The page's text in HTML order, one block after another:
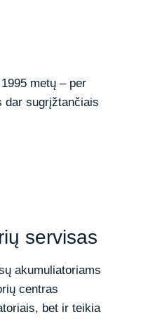
metų – per
dar sugrįžtančiais
servisas
akumuliatoriams
centras
bet ir teikia